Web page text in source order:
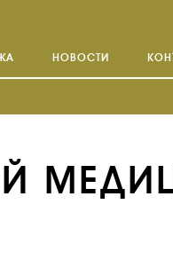
НОВОСТИ